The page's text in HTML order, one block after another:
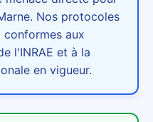
Nos protocoles
aux
l'INRAE et à la
en vigueur.